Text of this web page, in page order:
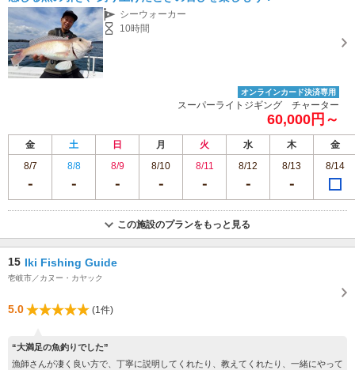
シーウォーカー
10時間
オンラインカード決済専用
スーパーライトジギング チャーター
60,000円～
金 土 日 月 火 水 木
金
8/7
8/8 8/9 8/10 8/11 8/12 8/13 8/14
この施設のプランをもっと見る
15 Iki Fishing Guide
壱岐市／カヌー・カヤック
5.0 (1件)
“大満足の魚釣りでした”
漁師さんが凄く良い方で、丁寧に説明してくれたり、教えてくれたり、一緒にやって